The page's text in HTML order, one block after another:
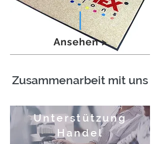
Ansehen >
Zusammenarbeit mit uns
Unterstützung
Handel